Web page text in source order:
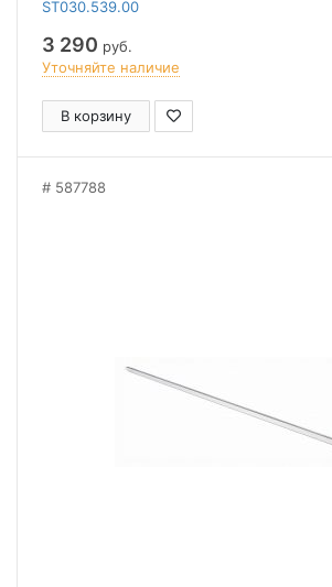
ST030.539.00
3 290 руб.
Уточняйте наличие
В корзину
587788